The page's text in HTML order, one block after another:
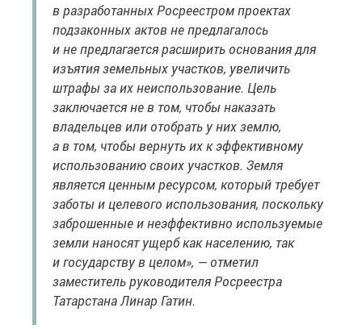
в разработанных Росреестром проектах
подзаконных актов не предлагалось
и не предлагается расширить основания для
изъятия земельных участков, увеличить
штрафы за их неиспользование. Цель
заключается не в том, чтобы наказать
владельцев или отобрать у них землю,
а в том, чтобы вернуть их к эффективному
использованию своих участков. Земля
является ценным ресурсом, который требует
заботы и целевого использования, поскольку
заброшенные и неэффективно используемые
земли наносят ущерб как населению, так
и государству в целом», — отметил
заместитель руководителя Росреестра
Татарстана Линар Гатин.